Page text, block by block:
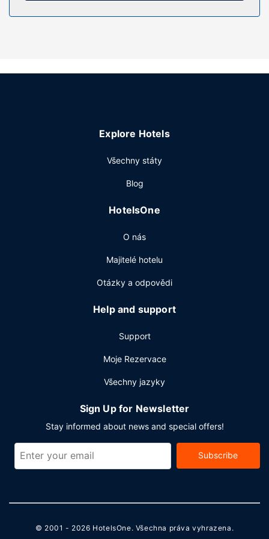
Součástí vybavení jsou také bezdrátový internet zdarma,
Jones Tavern a něco malého k zakousnutí nabízí snack bar
vám k dispozici bar/salonek. Za malý příplatek budete
dny od 7:00 do 11:00 a o víkendu od 7:00 do 11:00.
odhlášení při odjezdu a recepce s nepřetržitým provozem.
tomto hotelu můžete využít konferenční prostory o
(mj. konferenční prostory a 2 zasedací
Explore Hotels
Všechny státy
Blog
HotelsOne
O nás
Majitelé hotelu
Otázky a odpovědi
Help and support
Support
Moje Rezervace
Všechny jazyky
Sign Up for Newsletter
Stay informed about news and special offers!
Subscribe
© 2001 - 2026 HotelsOne. Všechna práva vyhrazena.